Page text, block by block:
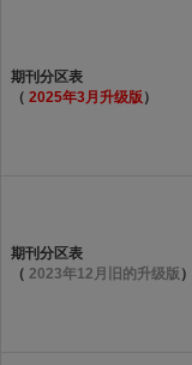
期刊分区表
（ 2025年3月升级版 ）
期刊分区表
（ 2023年12月旧的升级版 ）